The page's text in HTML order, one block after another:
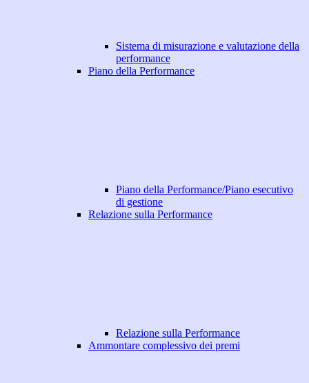
Sistema di misurazione e valutazione della
performance
Piano della Performance
Piano della Performance/Piano esecutivo
di gestione
Relazione sulla Performance
Relazione sulla Performance
Ammontare complessivo dei premi